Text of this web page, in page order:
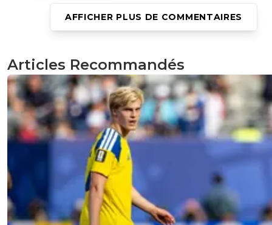
C'est drôle comme l'OL doit virer tous ses gros
gros salaire en fin de contrat à 33 ans on voudrais le
et c'est lui qui ne veut pas.Des marrants tous
0+ Répondre
tavares 11 juillet 2025 à 22:40 +0
33 piges pour un latéral il faut vite penser à l'avenir
de renouveler des futurs flops qui risquent de faire leur
de trop et décliner sérieusement mais bon avec votre
de recrutement en carton sans idées, prévoir et vendre
moment c'est pas dans leur capacité ils ont plus de
entasser des chèvres et des joueurs très moyens/
surpayés et les prolonger. Ce blaireau de Textor n'est pas
AFFICHER PLUS DE COMMENTAIRES
Articles Recommandés